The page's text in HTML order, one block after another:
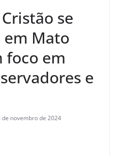
se
Mato
foco em
e
de novembro de 2024